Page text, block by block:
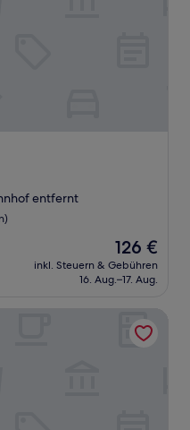
entfernt
Der
Preis
beträgt
126 €
inkl. Steuern & Gebühren
16. Aug.–17. Aug.